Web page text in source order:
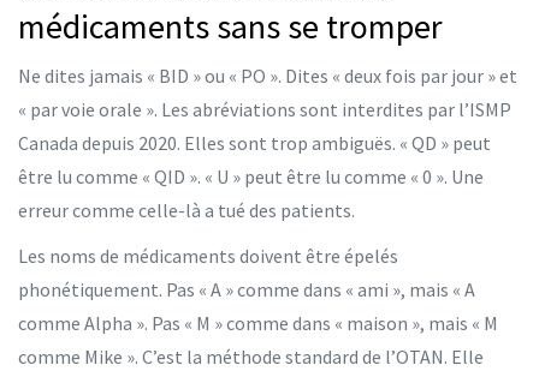
médicaments sans se tromper
Ne dites jamais « BID » ou « PO ». Dites « deux fois par jour » et
« par voie orale ». Les abréviations sont interdites par l’ISMP
Canada depuis 2020. Elles sont trop ambiguës. « QD » peut
être lu comme « QID ». « U » peut être lu comme « 0 ». Une
erreur comme celle-là a tué des patients.
Les noms de médicaments doivent être épelés
phonétiquement. Pas « A » comme dans « ami », mais « A
comme Alpha ». Pas « M » comme dans « maison », mais « M
comme Mike ». C’est la méthode standard de l’OTAN. Elle